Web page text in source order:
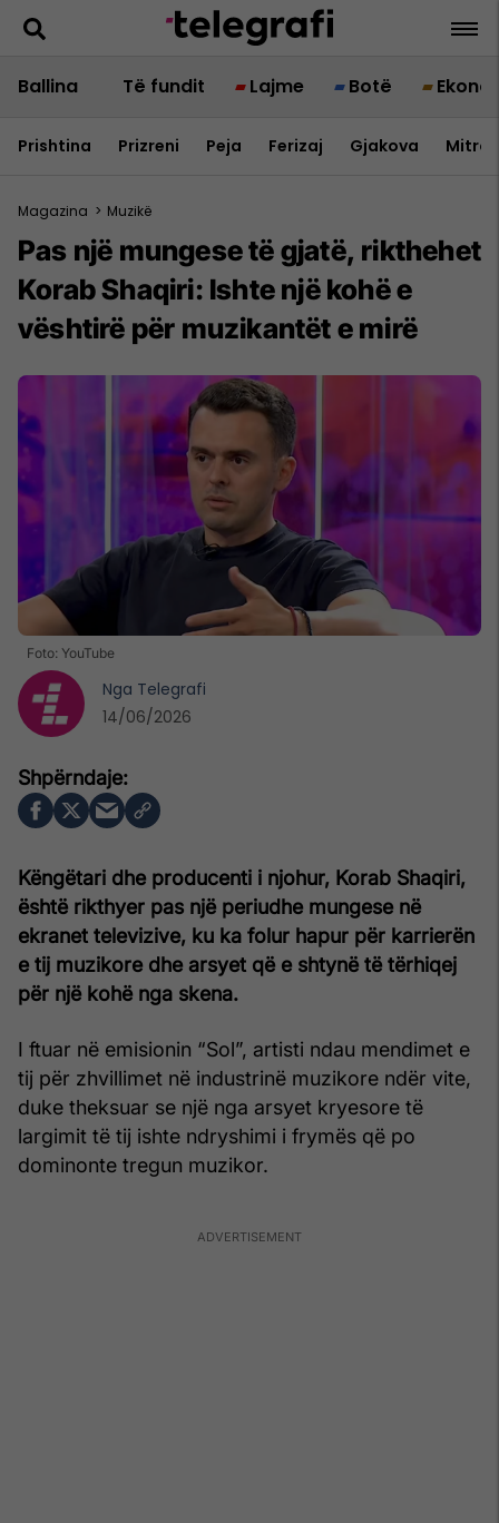
Ballina Të fundit Lajme Botë
Prishtina Prizreni Peja Ferizaj Gjakova
Magazina > Muzikë
Pas një mungese të gjatë, rikthehet
Korab Shaqiri: Ishte një kohë e
vështirë për muzikantët e mirë
Foto: YouTube
Këngëtari dhe producenti i njohur, Korab Shaqiri,
është rikthyer pas një periudhe mungese në
ekranet televizive, ku ka folur hapur për karrierën
e tij muzikore dhe arsyet që e shtynë të tërhiqej
për një kohë nga skena.
I ftuar në emisionin “Sol”, artisti ndau mendimet e
tij për zhvillimet në industrinë muzikore ndër vite,
duke theksuar se një nga arsyet kryesore të
largimit të tij ishte ndryshimi i frymës që po
dominonte tregun muzikor.
Nga Telegrafi
14/06/2026